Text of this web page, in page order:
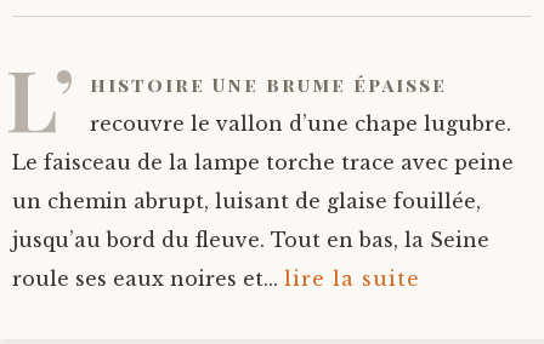
L’ histoire Une brume épaisse
recouvre le vallon d’une chape lugubre.
Le faisceau de la lampe torche trace avec peine
un chemin abrupt, luisant de glaise fouillée,
jusqu’au bord du fleuve. Tout en bas, la Seine
roule ses eaux noires et... lire la suite